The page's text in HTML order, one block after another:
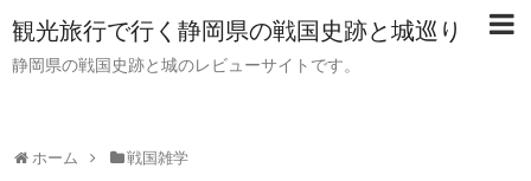
観光旅行で行く静岡県の戦国史跡と城巡り
静岡県の戦国史跡と城のレビューサイトです。
ホーム 戦国雑学